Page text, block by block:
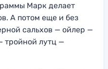
Марк делает
А потом еще и без
сальхов — ойлер —
тройной лутц —